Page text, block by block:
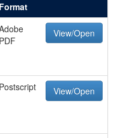
Format
PDF
View/Open
Postscript View/Open